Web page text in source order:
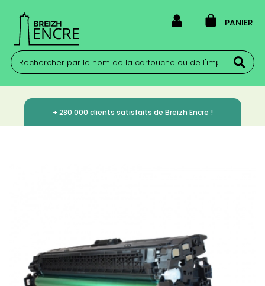
PANIER
+ 280 000 clients satisfaits de Breizh Encre !